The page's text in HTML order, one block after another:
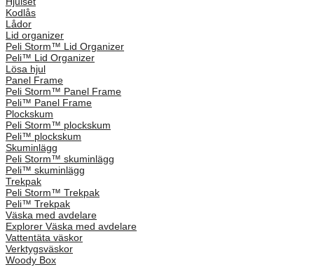
Kodlås
Lådor
Lid organizer
Peli Storm™ Lid Organizer
Peli™ Lid Organizer
Lösa hjul
Panel Frame
Peli Storm™ Panel Frame
Peli™ Panel Frame
Plockskum
Peli Storm™ plockskum
Peli™ plockskum
Skuminlägg
Peli Storm™ skuminlägg
Peli™ skuminlägg
Trekpak
Peli Storm™ Trekpak
Peli™ Trekpak
Väska med avdelare
Explorer Väska med avdelare
Vattentäta väskor
Verktygsväskor
Woody Box